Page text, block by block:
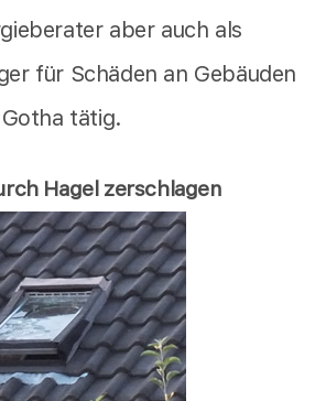
aber auch als
für Schäden an Gebäuden
tätig.
Hagel zerschlagen